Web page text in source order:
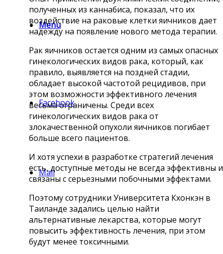
Menu
Facebook
Mail
полученных из каннабиса, показал, что их
воздействие на раковые клетки яичников дает
надежду на появление нового метода терапии.
Рак яичников остается одним из самых опасных
гинекологических видов рака, который, как
правило, выявляется на поздней стадии,
обладает высокой частотой рецидивов, при
этом возможности эффективного лечения
весьма ограничены. Среди всех
гинекологических видов рака от
злокачественной опухоли яичников погибает
больше всего пациентов.
И хотя успехи в разработке стратегий лечения
есть, доступные методы не всегда эффективны и
связаны с серьезными побочными эффектами.
Поэтому сотрудники Университета Кхонкэн в
Таиланде задались целью найти
альтернативные лекарства, которые могут
повысить эффективность лечения, при этом
будут менее токсичными.